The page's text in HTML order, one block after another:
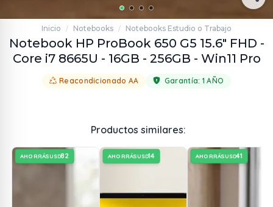
Inicio / Notebooks / Notebooks Estudio o Trabajo
Notebook HP ProBook 650 G5 15.6" FHD -
Core i7 8665U - 16GB - 256GB - Win11 Pro
Reacondicionado AA Garantía: 1 AÑO
Productos similares:
AHORRÁSUSD82 AHORRÁSUSD14 AHORRÁSUSD41